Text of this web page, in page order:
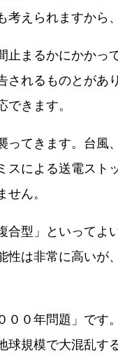
えられますから
まるかにかかっ
されるものとが
きます。
ってきます。台
スによる送電ス
ん。
合型」といって
性は非常に高い
００年問題」で
規模で大混乱す